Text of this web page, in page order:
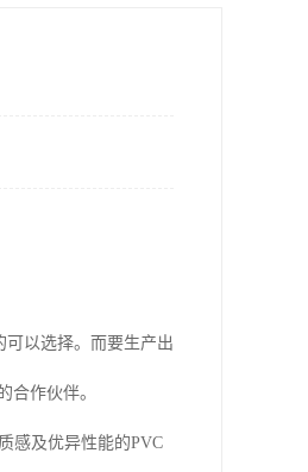
以选择。而要生产出
作伙伴。
感及优异性能的PVC